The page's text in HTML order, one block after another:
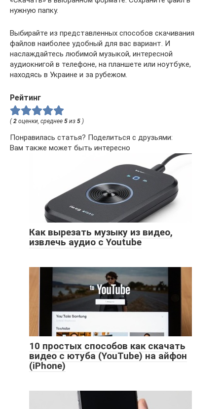
нужную папку.
Выбирайте из представленных способов скачивания
файлов наиболее удобный для вас вариант. И
наслаждайтесь любимой музыкой, интересной
аудиокнигой в телефоне, на планшете или ноутбуке,
находясь в Украине и за рубежом.
Рейтинг
(2 оценки, среднее 5 из 5 )
Понравилась статья? Поделиться с друзьями:
Вам также может быть интересно
Как вырезать музыку из видео,
извлечь аудио с Youtube
10 простых способов как скачать
видео с ютуба (YouTube) на айфон
(iPhone)